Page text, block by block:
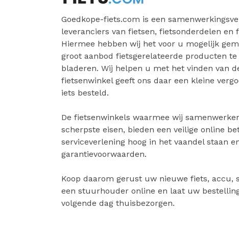
Goedkope-fiets.com is een
leveranciers van fietsen, fietsonderdelen en
Hiermee hebben wij het voor u mogelijk
groot aanbod fietsgerelateerde producten
bladeren. Wij helpen u met het vinden van
fietsenwinkel geeft ons daar een kleine
iets besteld.
De fietsenwinkels waarmee wij
scherpste eisen, bieden een veilige online
serviceverlening hoog in het vaandel staan
garantievoorwaarden.
Koop daarom gerust uw nieuwe fiets, accu,
een stuurhouder online en laat uw
volgende dag thuisbezorgen.